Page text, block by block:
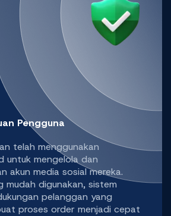
Pengguna
telah menggunakan
untuk mengelola dan
akun media sosial mereka.
mudah digunakan, sistem
pelanggan yang
proses order menjadi cepat